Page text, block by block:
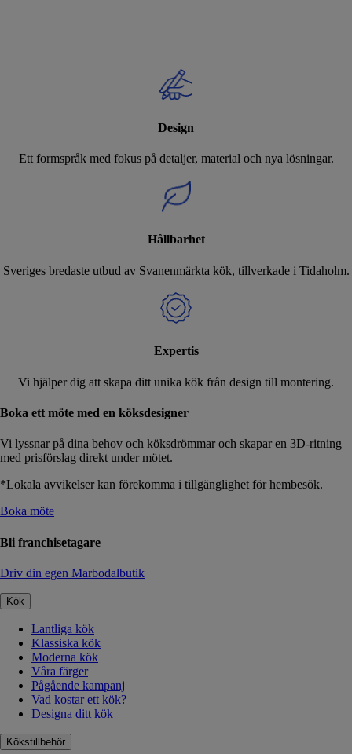
Design
Ett formspråk med fokus på detaljer, material och nya lösningar.
Hållbarhet
Sveriges bredaste utbud av Svanenmärkta kök, tillverkade i Tidaholm.
Expertis
Vi hjälper dig att skapa ditt unika kök från design till montering.
Boka ett möte med en köksdesigner
Vi lyssnar på dina behov och köksdrömmar och skapar en 3D-ritning
med prisförslag direkt under mötet.
*Lokala avvikelser kan förekomma i tillgänglighet för hembesök.
Boka möte
Bli franchisetagare
Driv din egen Marbodalbutik
Kök
Lantliga kök
Klassiska kök
Moderna kök
Våra färger
Pågående kampanj
Vad kostar ett kök?
Designa ditt kök
Kökstillbehör